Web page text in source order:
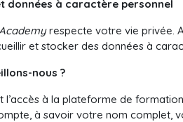
données à caractère personnel
respecte votre vie privée.
et stocker des données à
nous ?
l’accès à la plateforme de
à savoir votre nom complet,